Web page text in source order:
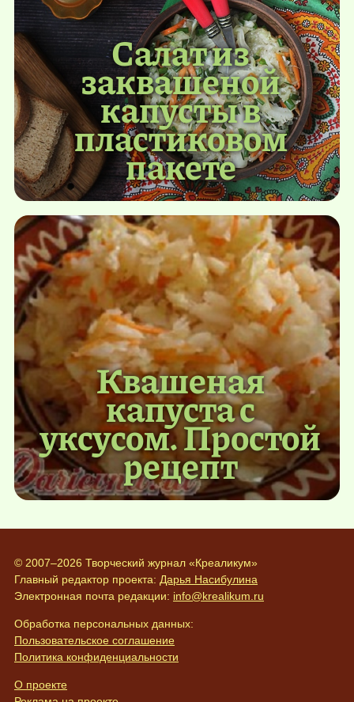
Салат из
заквашеной
капусты в
пластиковом
пакете
Квашеная
капуста с
уксусом. Простой
рецепт
© 2007–2026 Творческий журнал «Креаликум»
Главный редактор проекта: Дарья Насибулина
Электронная почта редакции: info@krealikum.ru
Обработка персональных данных:
Пользовательское соглашение
Политика конфиденциальности
О проекте